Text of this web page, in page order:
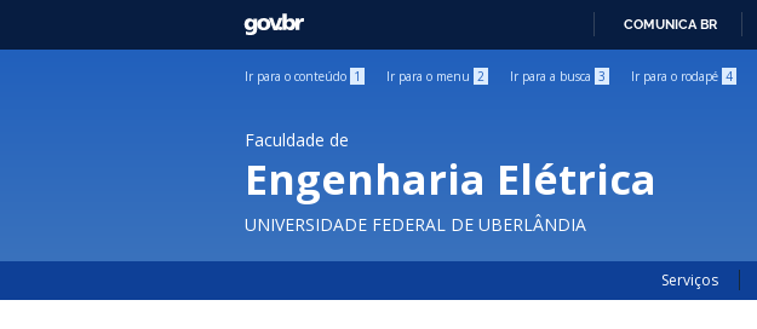
GOVBR
COMUNICA BR
Ir para o conteúdo 1 Ir para o menu 2 Ir para a busca 3 Ir para o rodapé 4
Faculdade de
Engenharia Elétrica
UNIVERSIDADE FEDERAL DE UBERLÂNDIA
Serviços